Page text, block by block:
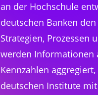
an der Hochschule
deutschen Banken
Strategien, Prozessen
werden Informationen
Kennzahlen
deutschen Institute